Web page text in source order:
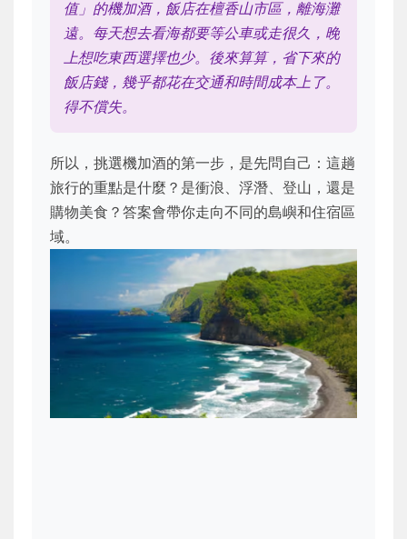
值」的機加酒，飯店在檀香山市區，離海灘
遠。每天想去看海都要等公車或走很久，晚
上想吃東西選擇也少。後來算算，省下來的
飯店錢，幾乎都花在交通和時間成本上了。
得不償失。
所以，挑選機加酒的第一步，是先問自己：這趟
旅行的重點是什麼？是衝浪、浮潛、登山，還是
購物美食？答案會帶你走向不同的島嶼和住宿區
域。